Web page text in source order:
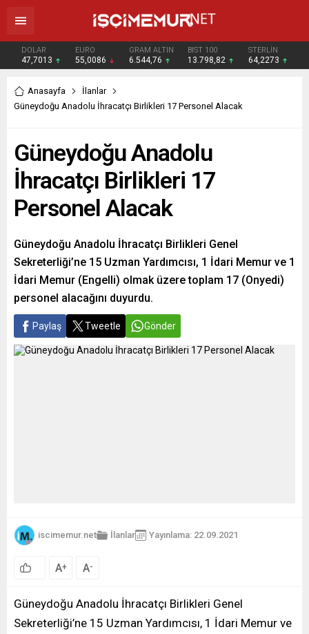
DOLAR
47,7013
EURO
55,0086
GRAM ALTIN
6.544,76
BIST 100
13.798,82
STERLİN
64,2273
Anasayfa
İlanlar
Güneydoğu Anadolu İhracatçı Birlikleri 17 Personel Alacak
Güneydoğu Anadolu
İhracatçı Birlikleri 17
Personel Alacak
Güneydoğu Anadolu İhracatçı Birlikleri Genel
Sekreterliği’ne 15 Uzman Yardımcısı, 1 İdari Memur ve 1
İdari Memur (Engelli) olmak üzere toplam 17 (Onyedi)
personel alacağını duyurdu.
Paylaş Tweetle Gönder
iscimemur.net İlanlar Yayınlama: 22.09.2021
A+ A-
Güneydoğu Anadolu İhracatçı Birlikleri Genel
Sekreterliği’ne 15 Uzman Yardımcısı, 1 İdari Memur ve